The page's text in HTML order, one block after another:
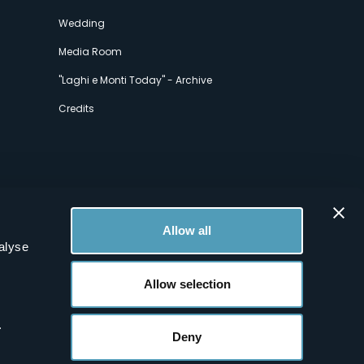
Allow all
Allow selection
Deny
Wedding
Media Room
"Laghi e Monti Today" - Archive
Credits